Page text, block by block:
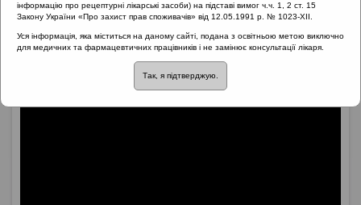
Коли потрібно робити
мазки на BL
інформацію про рецептурні лікарські засоби) на підставі вимог ч.ч. 1, 2 ст. 15
Закону України «Про захист прав споживачів» від 12.05.1991 р. № 1023-XII.
Уся інформація, яка міститься на даному сайті, подана з освітньою метою виключно
для медичних та фармацевтичних працівників і не замінює консультації лікаря.
Так, я підтверджую.